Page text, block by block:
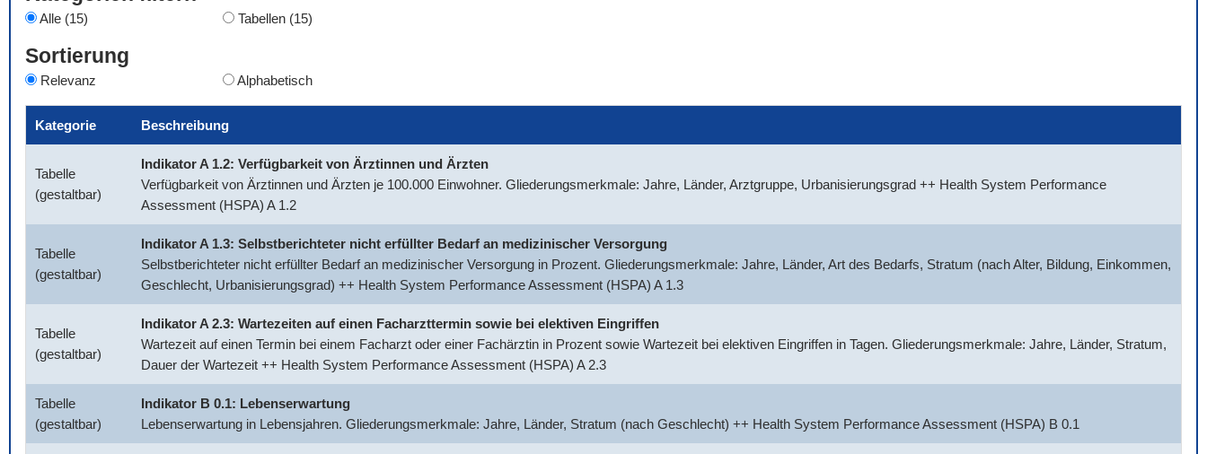
Alle (15) Tabellen (15)
Sortierung
Relevanz Alphabetisch
Kategorie Beschreibung
Tabelle
(gestaltbar)
Indikator A 1.2: Verfügbarkeit von Ärztinnen und Ärzten
Verfügbarkeit von Ärztinnen und Ärzten je 100.000 Einwohner. Gliederungsmerkmale: Jahre, Länder, Arztgruppe, Urbanisierungsgrad ++ Health System Performance
Assessment (HSPA) A 1.2
Tabelle
(gestaltbar)
Indikator A 1.3: Selbstberichteter nicht erfüllter Bedarf an medizinischer Versorgung
Selbstberichteter nicht erfüllter Bedarf an medizinischer Versorgung in Prozent. Gliederungsmerkmale: Jahre, Länder, Art des Bedarfs, Stratum (nach Alter, Bildung, Einkommen,
Geschlecht, Urbanisierungsgrad) ++ Health System Performance Assessment (HSPA) A 1.3
Tabelle
(gestaltbar)
Indikator A 2.3: Wartezeiten auf einen Facharzttermin sowie bei elektiven Eingriffen
Wartezeit auf einen Termin bei einem Facharzt oder einer Fachärztin in Prozent sowie Wartezeit bei elektiven Eingriffen in Tagen. Gliederungsmerkmale: Jahre, Länder, Stratum,
Dauer der Wartezeit ++ Health System Performance Assessment (HSPA) A 2.3
Tabelle
(gestaltbar)
Indikator B 0.1: Lebenserwartung
Lebenserwartung in Lebensjahren. Gliederungsmerkmale: Jahre, Länder, Stratum (nach Geschlecht) ++ Health System Performance Assessment (HSPA) B 0.1